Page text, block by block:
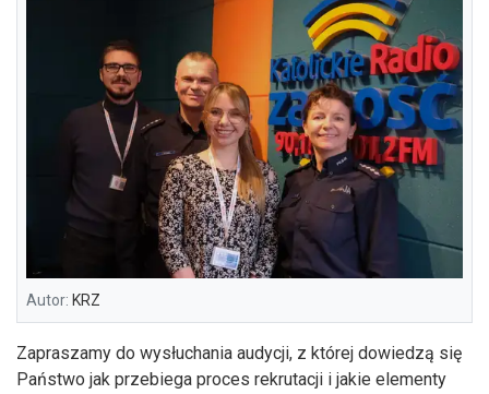
Autor: KRZ
Zapraszamy do wysłuchania audycji, z której dowiedzą się
Państwo jak przebiega proces rekrutacji i jakie elementy